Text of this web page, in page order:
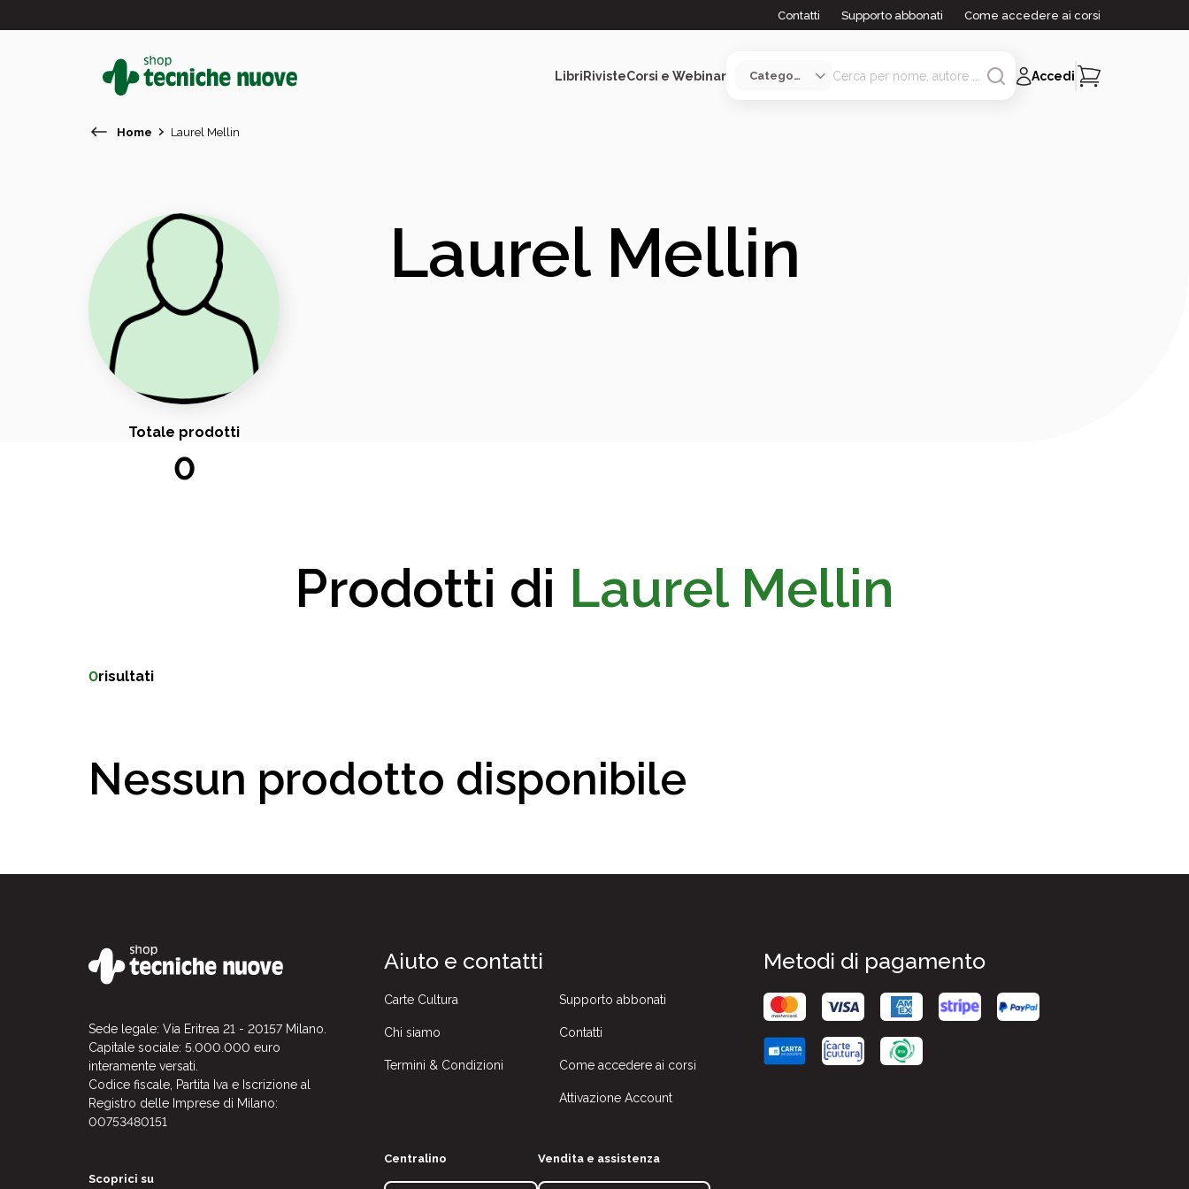
Contatti Supporto abbonati Come accedere ai corsi
LibriRivisteCorsi e Webinar
In primo piano
Accedi
Home Laurel Mellin
Totale prodotti
0
Laurel Mellin
Prodotti di Laurel Mellin
0risultati
Nessun prodotto disponibile
Sede legale: Via Eritrea 21 - 20157 Milano.
Capitale sociale: 5.000.000 euro
interamente versati.
Codice fiscale, Partita Iva e Iscrizione al
Registro delle Imprese di Milano:
00753480151
Scoprici su
Aiuto e contatti
Carte Cultura
Chi siamo
Termini & Condizioni
Supporto abbonati
Contatti
Come accedere ai corsi
Attivazione Account
Centralino Vendita e assistenza
Metodi di pagamento